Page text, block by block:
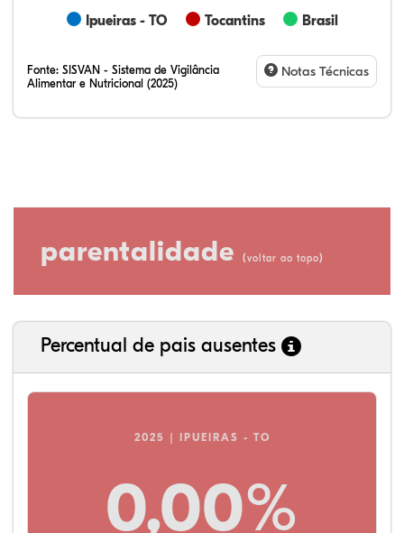
Ipueiras - TO Tocantins Brasil
Fonte: SISVAN - Sistema de Vigilância
Alimentar e Nutricional (2025)
Notas Técnicas
parentalidade (voltar ao topo)
Percentual de pais ausentes
2025 | IPUEIRAS - TO
0,00%